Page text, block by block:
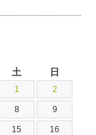
土 日
1 2
8 9
15 16